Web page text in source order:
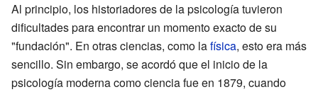
Al principio, los historiadores de la psicología tuvieron
dificultades para encontrar un momento exacto de su
"fundación". En otras ciencias, como lafísica, esto era más
sencillo. Sin embargo, se acordó que el inicio de la
psicología moderna como ciencia fue en 1879, cuando